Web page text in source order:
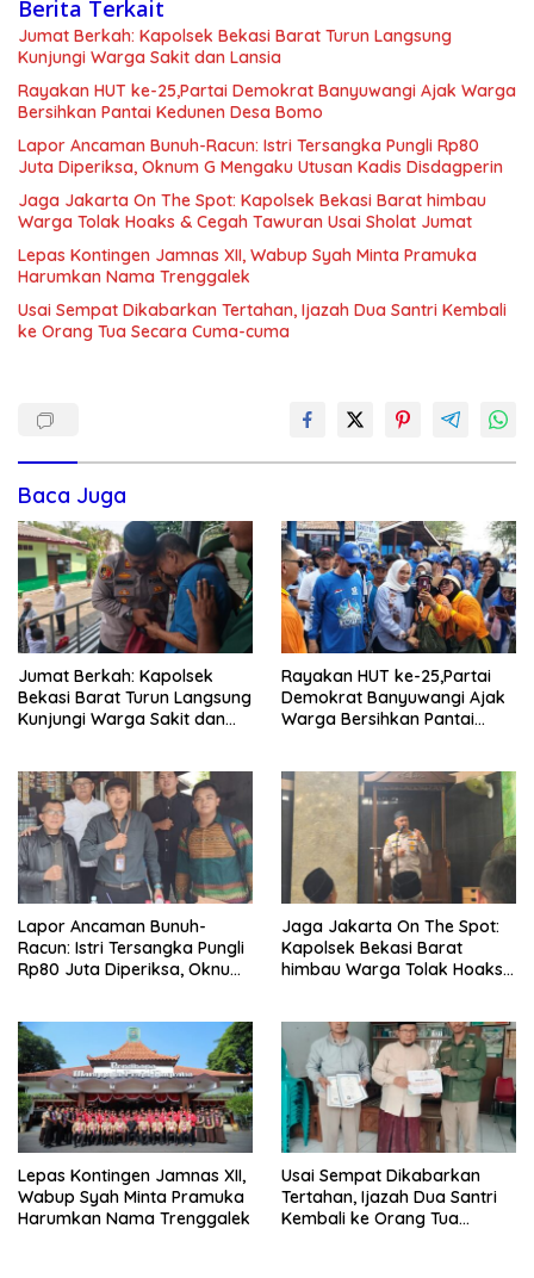
Berita Terkait
Jumat Berkah: Kapolsek Bekasi Barat Turun Langsung
Kunjungi Warga Sakit dan Lansia
Rayakan HUT ke-25,Partai Demokrat Banyuwangi Ajak Warga
Bersihkan Pantai Kedunen Desa Bomo
Lapor Ancaman Bunuh-Racun: Istri Tersangka Pungli Rp80
Juta Diperiksa, Oknum G Mengaku Utusan Kadis Disdagperin
Jaga Jakarta On The Spot: Kapolsek Bekasi Barat himbau
Warga Tolak Hoaks & Cegah Tawuran Usai Sholat Jumat
Lepas Kontingen Jamnas XII, Wabup Syah Minta Pramuka
Harumkan Nama Trenggalek
Usai Sempat Dikabarkan Tertahan, Ijazah Dua Santri Kembali
ke Orang Tua Secara Cuma-cuma
Baca Juga
Jumat Berkah: Kapolsek
Bekasi Barat Turun Langsung
Kunjungi Warga Sakit dan
Rayakan HUT ke-25,Partai
Demokrat Banyuwangi Ajak
Warga Bersihkan Pantai
Lapor Ancaman Bunuh-
Racun: Istri Tersangka Pungli
Rp80 Juta Diperiksa, Oknum
Jaga Jakarta On The Spot:
Kapolsek Bekasi Barat
himbau Warga Tolak Hoaks
Lepas Kontingen Jamnas XII,
Wabup Syah Minta Pramuka
Harumkan Nama Trenggalek
Usai Sempat Dikabarkan
Tertahan, Ijazah Dua Santri
Kembali ke Orang Tua